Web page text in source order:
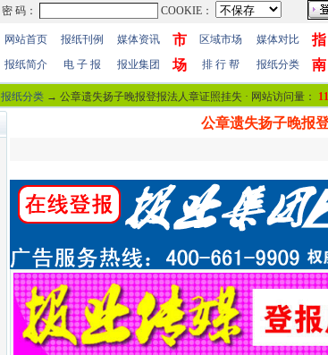
网站首页 报纸刊例 媒体资讯
市
场
区域市场 媒体对比
指
南
报纸简介
电 子 报 报业集团 排 行 帮 报纸分类
报纸分类 → 公章遗失扬子晚报登报法人章证照挂失 · 网站访问量：
公章遗失扬子晚报